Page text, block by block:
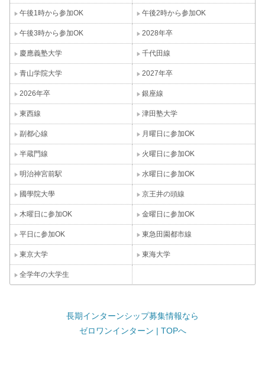
午後1時から参加OK 午後2時から参加OK
午後3時から参加OK 2028年卒
慶應義塾大学 千代田線
青山学院大学 2027年卒
2026年卒 銀座線
東西線 津田塾大学
副都心線 月曜日に参加OK
半蔵門線 火曜日に参加OK
明治神宮前駅 水曜日に参加OK
國學院大學 京王井の頭線
木曜日に参加OK 金曜日に参加OK
平日に参加OK 東急田園都市線
東京大学 東海大学
全学年の大学生
長期インターンシップ募集情報なら
ゼロワンインターン | TOPへ